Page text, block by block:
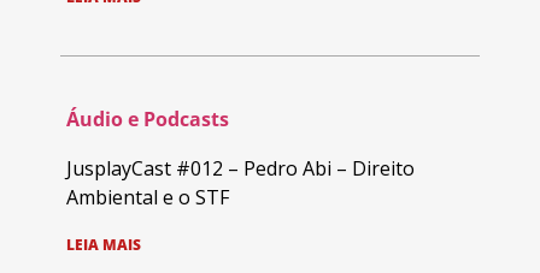
Áudio e Podcasts
JusplayCast #012 – Pedro Abi – Direito
Ambiental e o STF
LEIA MAIS